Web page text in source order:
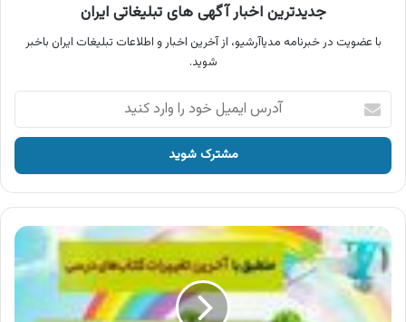
جدیدترین اخبار آگهی های تبلیغاتی ایران
با عضویت در خبرنامه مدیاآرشیو، از آخرین اخبار و اطلاعات تبلیغات ایران باخبر
شوید.
آدرس
ایمیل
خود
وارد
کنید
آگهی
انتشارات
گاج